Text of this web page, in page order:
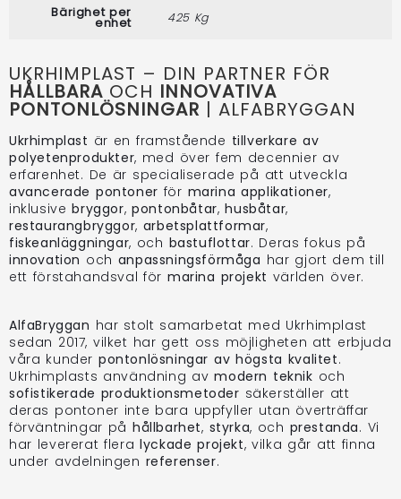
Bärighet per
enhet 425 Kg
UKRHIMPLAST – DIN PARTNER FÖR
HÅLLBARA OCH INNOVATIVA
PONTONLÖSNINGAR | ALFABRYGGAN
Ukrhimplast är en framstående tillverkare av
polyetenprodukter, med över fem decennier av
erfarenhet. De är specialiserade på att utveckla
avancerade pontoner för marina applikationer,
inklusivebryggor,pontonbåtar,husbåtar,
restaurangbryggor, arbetsplattformar,
fiskeanläggningar, och bastuflottar. Deras fokus på
innovation och anpassningsförmåga har gjort dem till
ett förstahandsval förmarina projekt världen över.
AlfaBryggan har stolt samarbetat med Ukrhimplast
sedan 2017, vilket har gett oss möjligheten att erbjuda
våra kunder pontonlösningar av högsta kvalitet.
Ukrhimplasts användning avmodern teknik och
sofistikerade produktionsmetoder säkerställer att
deras pontoner inte bara uppfyller utan överträffar
förväntningar på hållbarhet, styrka, och prestanda. Vi
har levererat fleralyckade projekt, vilka går att finna
under avdelningen referenser.